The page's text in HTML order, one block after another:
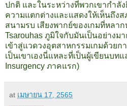
ปกติ และในระหว่างที่พวกเขากำลั
ความแตกต่างและแสดงให้เห็นถึง
สนามรบ เสียงพากย์ของเกมที่หลา
Tsarouhas ภูมิใจกับมันเป็นอย่างม
เข้าสู่แวดวงอุตสาหกรรมเกมด้วย
เป็นเขาเองนี่แหละที่เป็นผู้เขียนบท
Insurgency ภาคแรก)
at เมษายน 17, 2565